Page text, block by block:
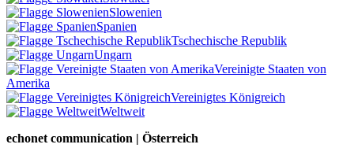
Slowenien
Spanien
Tschechische Republik
Ungarn
Vereinigte Staaten von
Amerika
Vereinigtes Königreich
Weltweit
echonet communication | Österreich